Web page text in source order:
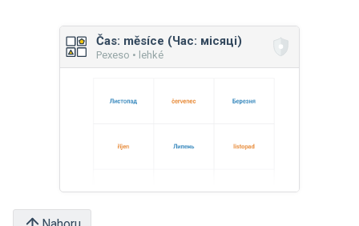
Čas: měsíce (Час: місяці)
Pexeso • lehké